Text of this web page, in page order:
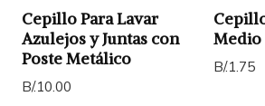
Cepillo Para Lavar
Azulejos y Juntas con
Poste Metálico
B/.10.00
Medio
B/.1.75